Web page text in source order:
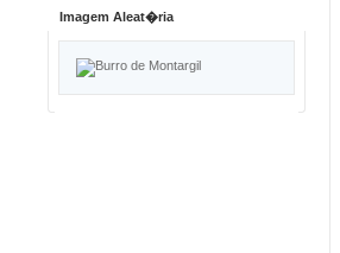
Imagem Aleat�ria